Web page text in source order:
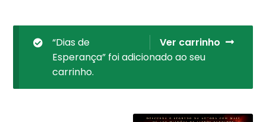
Ver carrinho
“Dias de
Esperança” foi adicionado ao seu
carrinho.